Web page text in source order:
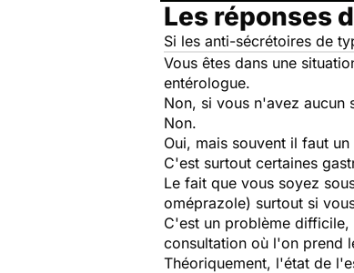
Les réponses
Si les anti-sécrétoires de
Vous êtes dans une
entérologue.
Non, si vous n'avez aucun
Non.
Oui, mais souvent il faut
C'est surtout certaines
Le fait que vous soyez
oméprazole) surtout si
C'est un problème difficile,
consultation où l'on prend
Théoriquement, l'état de